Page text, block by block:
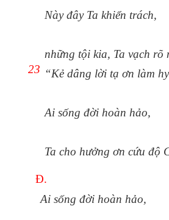
Này đây Ta khiển trách,
những tội kia, Ta vạch rõ
23 “Kẻ dâng lời tạ ơn làm
Ai sống đời hoàn hảo,
Ta cho hưởng ơn cứu độ
Đ.
Ai sống đời hoàn hảo,